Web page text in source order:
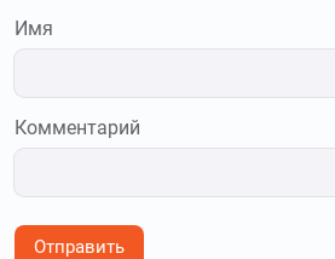
Имя
Комментарий
Отправить